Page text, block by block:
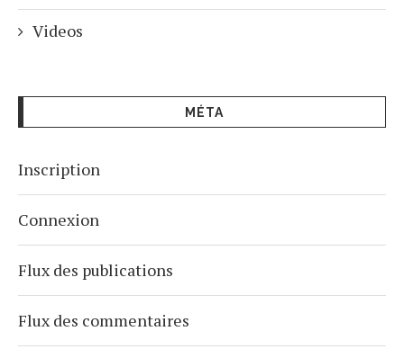
Videos
MÉTA
Inscription
Connexion
Flux des publications
Flux des commentaires